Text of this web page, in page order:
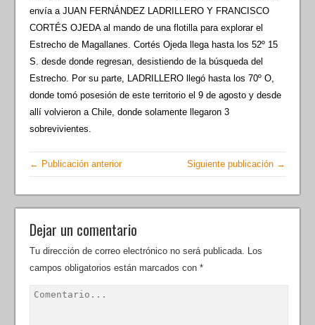
envía a JUAN FERNÁNDEZ LADRILLERO Y FRANCISCO
CORTÉS OJEDA al mando de una flotilla para explorar el
Estrecho de Magallanes. Cortés Ojeda llega hasta los 52º 15
S. desde donde regresan, desistiendo de la búsqueda del
Estrecho. Por su parte, LADRILLERO llegó hasta los 70º O,
donde tomó posesión de este territorio el 9 de agosto y desde
allí volvieron a Chile, donde solamente llegaron 3
sobrevivientes.
← Publicación anterior Siguiente publicación →
Dejar un comentario
Tu dirección de correo electrónico no será publicada. Los
campos obligatorios están marcados con*